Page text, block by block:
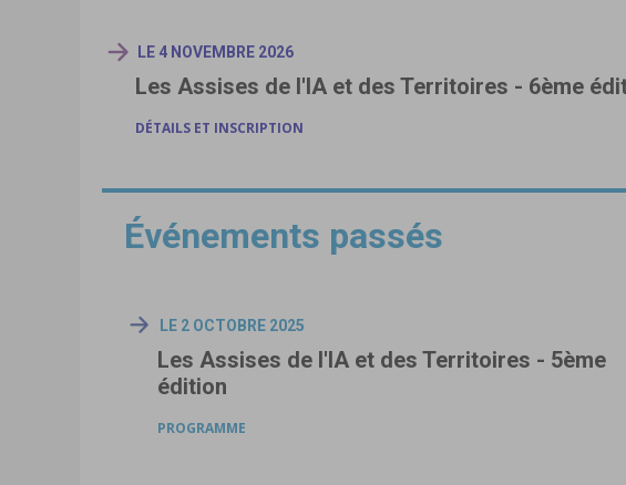
LE 4 NOVEMBRE 2026
Les Assises de l'IA et des Territoires - 6ème
DÉTAILS ET INSCRIPTION
Événements passés
LE 2 OCTOBRE 2025
Les Assises de l'IA et des Territoires - 5ème
édition
PROGRAMME